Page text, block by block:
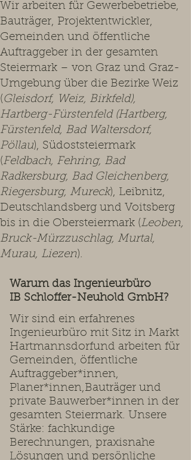
Wir arbeiten für Gewerbebetriebe,
Bauträger, Projektentwickler,
Gemeinden und öffentliche
Auftraggeber in der gesamten
Steiermark – von Graz und Graz-
Umgebung über die Bezirke Weiz
(Gleisdorf, Weiz, Birkfeld),
Hartberg-Fürstenfeld (Hartberg,
Fürstenfeld, Bad Waltersdorf,
Pöllau), Südoststeiermark
(Feldbach, Fehring, Bad
Radkersburg, Bad Gleichenberg,
Riegersburg, Mureck), Leibnitz,
Deutschlandsberg und Voitsberg
bis in die Obersteiermark (Leoben,
Bruck-Mürzzuschlag, Murtal,
Murau, Liezen).
Warum das Ingenieurbüro
IB Schloffer-Neuhold GmbH?
Wir sind ein erfahrenes
Ingenieurbüro mit Sitz in Markt
Hartmannsdorfund arbeiten für
Gemeinden, öffentliche
Auftraggeber*innen,
Planer*innen,Bauträger und
private Bauwerber*innen in der
gesamten Steiermark. Unsere
Stärke: fachkundige
Berechnungen, praxisnahe
Lösungen und persönliche